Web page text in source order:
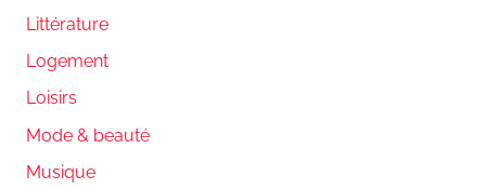
Littérature
Logement
Loisirs
Mode & beauté
Musique